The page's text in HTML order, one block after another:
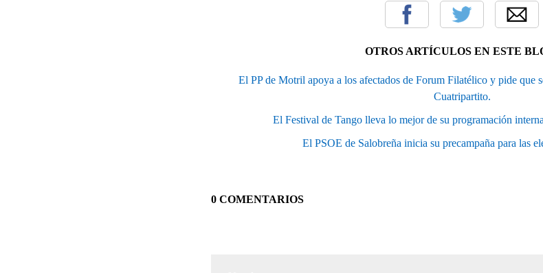
OTROS ARTÍCULOS EN ESTE
El PP de Motril apoya a los afectados de Forum Filatélico y pide que
Cuatripartito.
El Festival de Tango lleva lo mejor de su programación
El PSOE de Salobreña inicia su precampaña para las
0 COMENTARIOS